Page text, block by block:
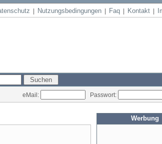
Nutzungsbedingungen Faq Kontakt
eMail: Passwort:
Werbung